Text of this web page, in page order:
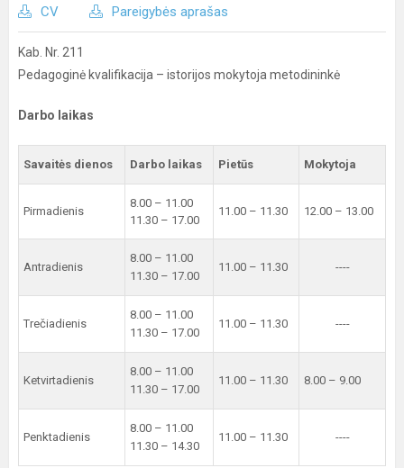
CV Pareigybės aprašas
Kab. Nr. 211
Pedagoginė kvalifikacija – istorijos mokytoja metodininkė
Darbo laikas
Savaitės dienos Darbo laikas Pietūs Mokytoja
Pirmadienis
8.00 – 11.00
11.30 – 17.00
11.00 – 11.30 12.00 – 13.00
Antradienis
8.00 – 11.00
11.30 – 17.00
11.00 – 11.30 ----
Trečiadienis
8.00 – 11.00
11.30 – 17.00
11.00 – 11.30 ----
Ketvirtadienis
8.00 – 11.00
11.30 – 17.00
11.00 – 11.30 8.00 – 9.00
Penktadienis
8.00 – 11.00
11.30 – 14.30
11.00 – 11.30 ----